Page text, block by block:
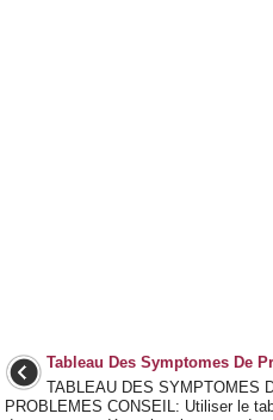
Tableau Des Symptomes De
TABLEAU DES SYMPTOMES
PROBLEMES CONSEIL: Utiliser le